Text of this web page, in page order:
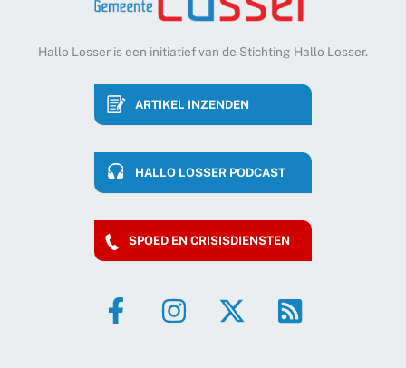
Hallo Losser is een initiatief van de Stichting Hallo Losser.
ARTIKEL INZENDEN
HALLO LOSSER PODCAST
SPOED EN CRISISDIENSTEN